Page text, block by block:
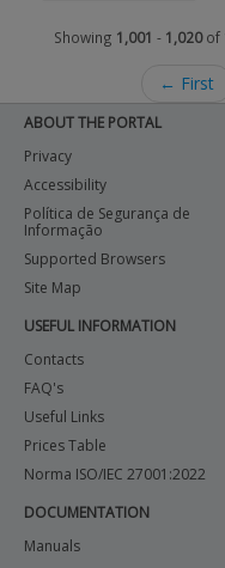
Showing 1,001 - 1,020of
← First
ABOUT THE PORTAL
Privacy
Accessibility
Política de Segurança de
Informação
Supported Browsers
Site Map
USEFUL INFORMATION
Contacts
FAQ's
Useful Links
Prices Table
Norma ISO/IEC 27001:2022
DOCUMENTATION
Manuals